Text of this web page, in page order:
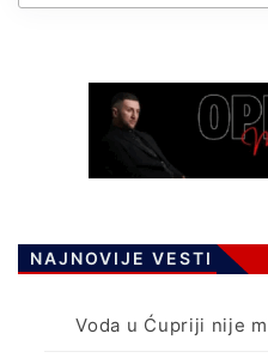
NAJNOVIJE VESTI
Voda u Ćupriji nije